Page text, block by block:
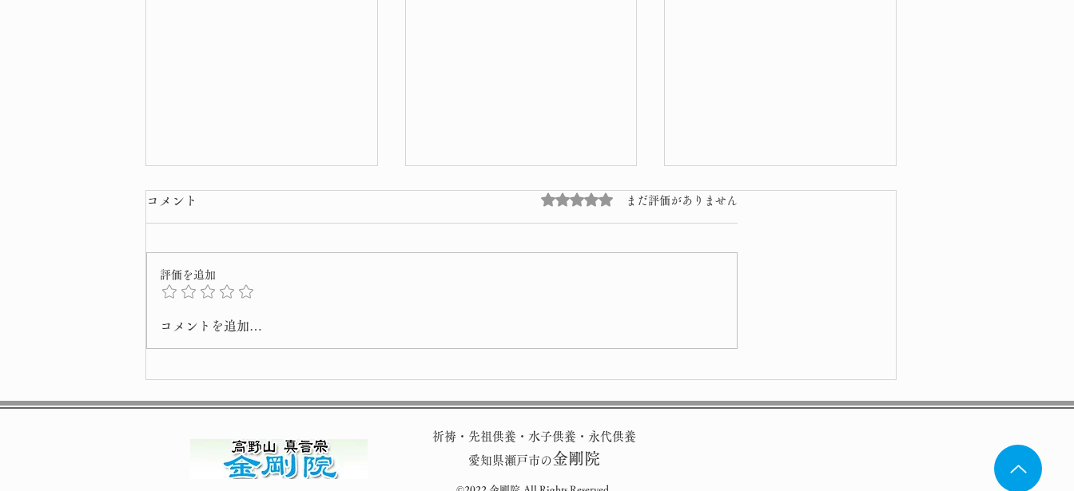
桜 開花 宣言
修理完了
コメント 5つ星のうち0と評価されています。
まだ評価がありません
評価を追加
コメントを追加…
祈祷・先祖供養・水子供養・永代供養
愛知県瀬戸市の金剛院